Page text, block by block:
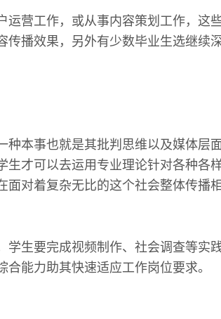
运营工作，或从事内容策划工作，这
传播效果，另外有少数毕业生选继续
本事也就是其批判思维以及媒体层
生才可以去运用专业理论针对各种各
面对着复杂无比的这个社会整体传播
生要完成视频制作、社会调查等实
能力助其快速适应工作岗位要求。